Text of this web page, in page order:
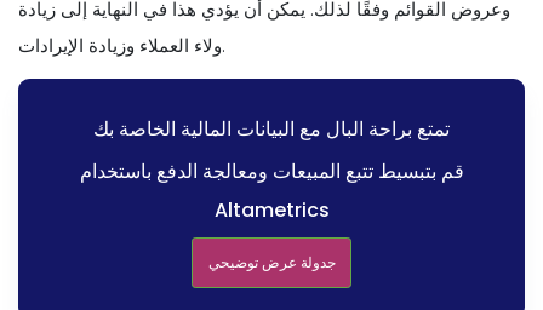
وعروض القوائم وفقًا لذلك. يمكن أن يؤدي هذا في النهاية إلى زيادة
ولاء العملاء وزيادة الإيرادات.
تمتع براحة البال مع البيانات المالية الخاصة بك
قم بتبسيط تتبع المبيعات ومعالجة الدفع باستخدام
Altametrics
جدولة عرض توضيحي